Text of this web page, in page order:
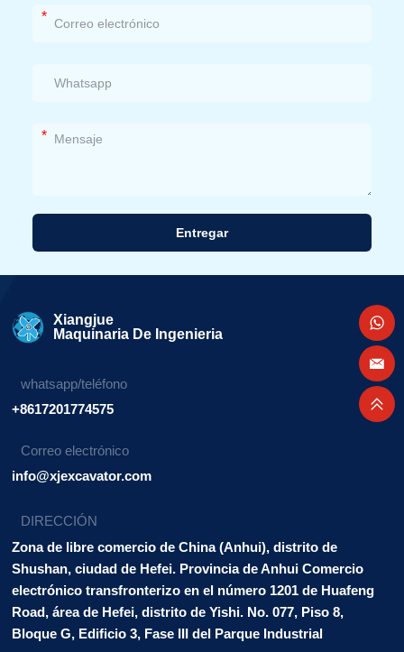
*
*
Entregar
Xiangjue
Maquinaria De Ingenieria
whatsapp/teléfono
+8617201774575
Correo electrónico
info@xjexcavator.com
DIRECCIÓN
Zona de libre comercio de China (Anhui), distrito de
Shushan, ciudad de Hefei. Provincia de Anhui Comercio
electrónico transfronterizo en el número 1201 de Huafeng
Road, área de Hefei, distrito de Yishi. No. 077, Piso 8,
Bloque G, Edificio 3, Fase III del Parque Industrial